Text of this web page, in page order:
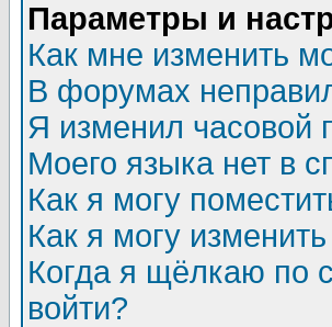
Параметры и
Как мне изменить
В форумах
Я изменил часовой
Моего языка нет в
Как я могу
Как я могу
Когда я щёлкаю по
войти?